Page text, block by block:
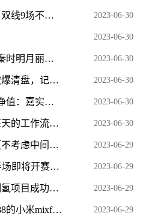
崔康熙将泰山拉回正轨！双线9场不败 冲击联赛前三_全球视点 2023-06-30
2023-06-30
秦时明月丽人在线观看_秦时明月丽人全集免费 2023-06-30
自动驾驶企业擎天智卡被爆清盘，记者探访公司已空无一人_天天新动态 2023-06-30
每日看点！6月29日基金净值：嘉实中证500ETF联接A最新净值1.7035，涨0.03% 2023-06-30
【环球时快讯】物料员每天的工作流程 物料员 2023-06-30
不考虑中间打一个成语（不考虑中间打一成语） 2023-06-29
游戏、AI再度助攻，下半场即将开赛，主线在哪儿？ 世界今日报 2023-06-29
全国首个万吨级新能源制氢项目成功制取第一方“绿氢” 2023-06-29
环球新资讯：搭载骁龙888的小米mixfold正常使用中又无法开机了，到底是骁龙还是小米的问题呢？ 2023-06-29